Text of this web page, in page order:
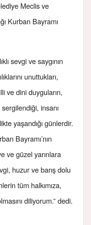
Meclis ve
Kurban Bayramı
sevgi ve saygının
unuttukları,
ve dini duyguların,
insanı
yaşandığı günlerdir.
Bayramı’nın
ve güzel yarınlara
huzur ve barış dolu
tüm halkımıza,
diliyorum.” dedi.